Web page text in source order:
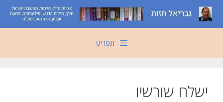
לדלג
לתוכן
תפריט
ישלח שורשיו